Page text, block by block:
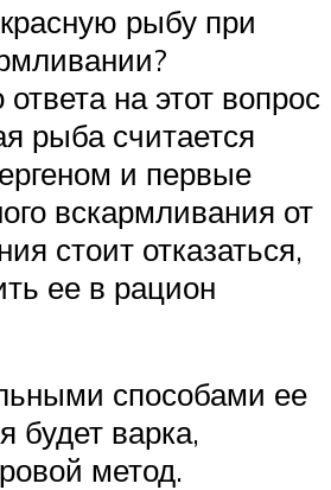
рыбу при
на этот вопрос
рыба считается
и первые
вскармливания от
стоит отказаться,
ее в рацион
способами ее
будет варка,
метод.